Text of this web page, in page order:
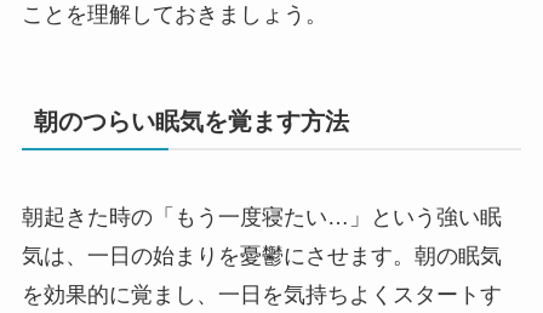
ことを理解しておきましょう。
朝のつらい眠気を覚ます方法
朝起きた時の「もう一度寝たい…」という強い眠
気は、一日の始まりを憂鬱にさせます。朝の眠気
を効果的に覚まし、一日を気持ちよくスタートす